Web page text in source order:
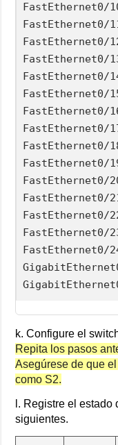
FastEthernet0/
FastEthernet0/
FastEthernet0/
FastEthernet0/
FastEthernet0/
FastEthernet0/
FastEthernet0/
FastEthernet0/
FastEthernet0/
FastEthernet0/
FastEthernet0/
FastEthernet0/
FastEthernet0/
FastEthernet0/
FastEthernet0/
k. Configure el
Repita los pasos
Asegúrese de que
como S2.
l. Registre el
siguientes.